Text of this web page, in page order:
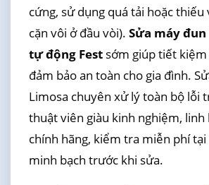
cứng, sử dụng quá tải hoặc thiếu
cặn vôi ở đầu vòi). Sửa máy
tự động Festsớm giúp tiết kiệm
đảm bảo an toàn cho gia đình.
Limosa chuyên xử lý toàn bộ lỗi
thuật viên giàu kinh nghiệm, linh
chính hãng, kiểm tra miễn phí tại
minh bạch trước khi sửa.